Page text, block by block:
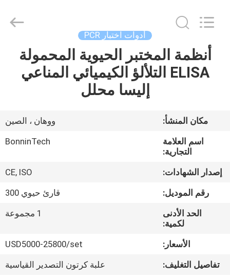
بيت
أشرطة
فيديو
معلومات
جولة
المعمل
الرفراف
Copyright
Technology
Ltd..
Reserved.
أدوات اختبار PCR
أنظمة المختبر الحيوية المحمولة
ELISA التلألؤ الكيميائي المناعي
إليسا محلل
مكان المنشأ:
ووهان ، الصين
اسم العلامة
التجارية:
BonninTech
إصدار الشهادات:
CE, ISO
رقم الموديل:
قارئ حيوي 300
الحد الأدنى
لكمية:
1 مجموعة
الأسعار:
USD5000-25800/set
تفاصيل التغليف:
علبة كرتون التصدير القياسية